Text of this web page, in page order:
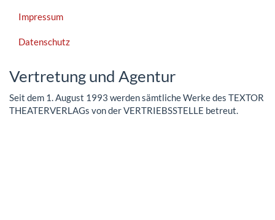
Impressum
Datenschutz
Vertretung und Agentur
Seit dem 1. August 1993 werden sämtliche Werke des TEXTOR
THEATERVERLAGs von der VERTRIEBSSTELLE betreut.